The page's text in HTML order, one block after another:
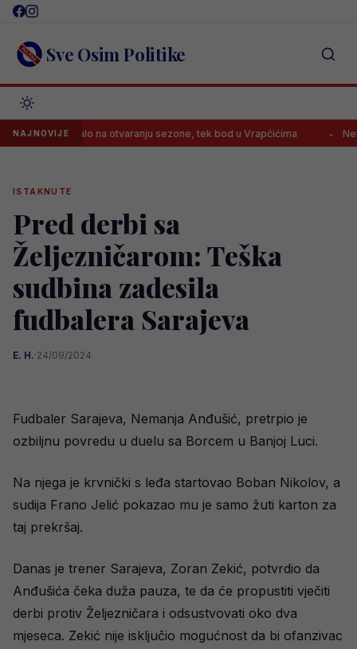
Skip
content Sve Osim Politike
NAJNOVIJE
razočaralo na otvaranju sezone, tek bod u Vrapčićima Neviđena
ISTAKNUTE
Pred derbi sa
Željezničarom: Teška
sudbina zadesila
fudbalera Sarajeva
E. H.·24/09/2024
Fudbaler Sarajeva, Nemanja Anđušić, pretrpio je
ozbiljnu povredu u duelu sa Borcem u Banjoj Luci.
Na njega je krvnički s leđa startovao Boban Nikolov, a
sudija Frano Jelić pokazao mu je samo žuti karton za
taj prekršaj.
Danas je trener Sarajeva, Zoran Zekić, potvrdio da
Anđušića čeka duža pauza, te da će propustiti vječiti
derbi protiv Željezničara i odsustvovati oko dva
mjeseca. Zekić nije isključio mogućnost da bi ofanzivac